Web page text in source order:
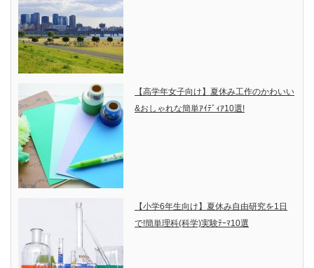
【高学年女子向け】夏休み工作のかわいい
&おしゃれな簡単ｱｲﾃﾞｨｱ10選!
【小学6年生向け】夏休み自由研究を1日
で!簡単理科(科学)実験ﾃｰﾏ10選